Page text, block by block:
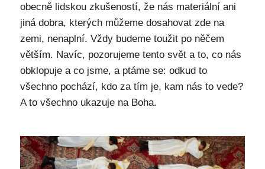
obecně lidskou zkušeností, že nás materiální ani
jiná dobra, kterých můžeme dosahovat zde na
zemi, nenaplní. Vždy budeme toužit po něčem
větším. Navíc, pozorujeme tento svět a to, co nás
obklopuje a co jsme, a ptáme se: odkud to
všechno pochází, kdo za tím je, kam nás to vede?
A to všechno ukazuje na Boha.